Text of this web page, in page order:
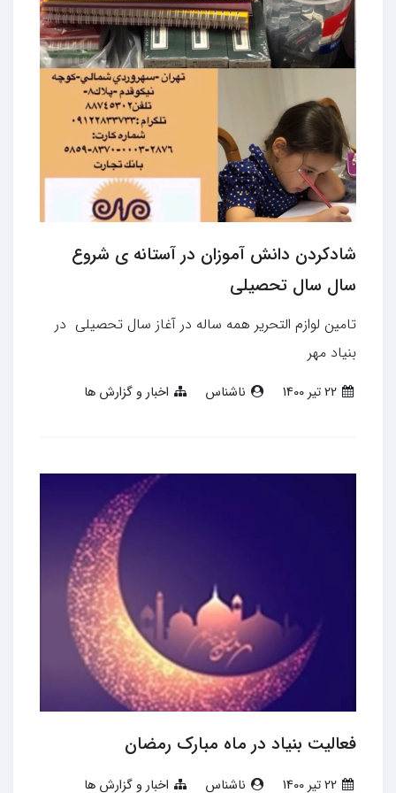
شادکردن دانش آموزان در آستانه ي شروع
سال سال تحصيلي
تامين لوازم التحرير همه ساله در آغاز سال تحصيلي در
بنياد مهر
22 تير 1400 ناشناس اخبار و گزارش ها
فعالیت بنیاد در ماه مبارک رمضان
22 تير 1400 ناشناس اخبار و گزارش ها